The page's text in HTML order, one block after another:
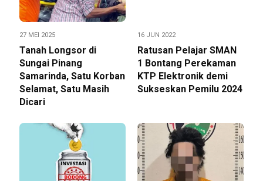
27 MEI 2025
Tanah Longsor di
Sungai Pinang
Samarinda, Satu Korban
Selamat, Satu Masih
Dicari
16 JUN 2022
Ratusan Pelajar SMAN
1 Bontang Perekaman
KTP Elektronik demi
Sukseskan Pemilu 2024